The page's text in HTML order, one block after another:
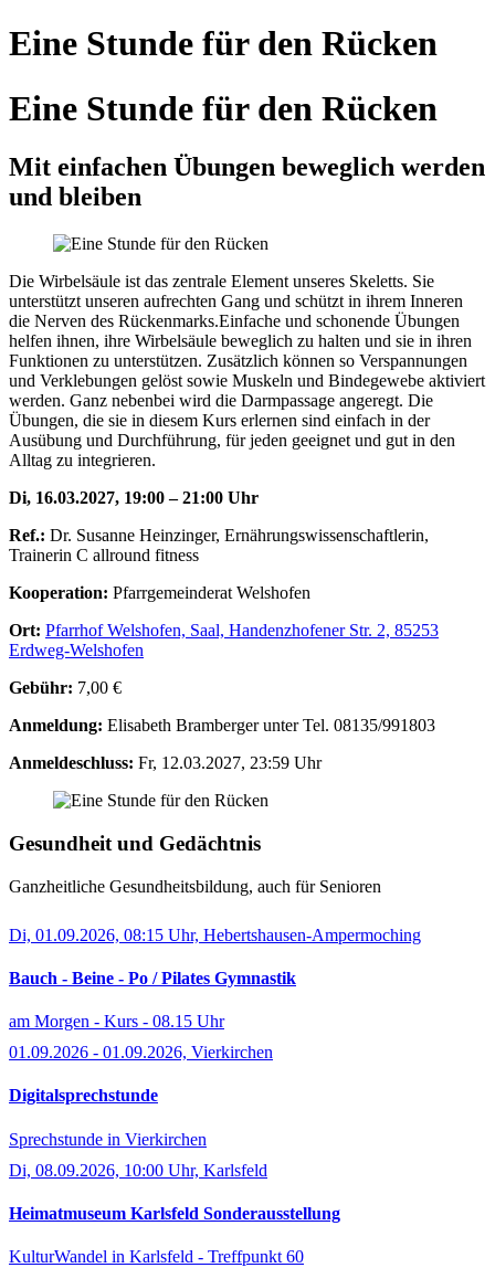
Eine Stunde für den Rücken
Eine Stunde für den Rücken
Mit einfachen Übungen beweglich werden
und bleiben
Die Wirbelsäule ist das zentrale Element unseres Skeletts. Sie
unterstützt unseren aufrechten Gang und schützt in ihrem Inneren
die Nerven des Rückenmarks.Einfache und schonende Übungen
helfen ihnen, ihre Wirbelsäule beweglich zu halten und sie in ihren
Funktionen zu unterstützen. Zusätzlich können so Verspannungen
und Verklebungen gelöst sowie Muskeln und Bindegewebe aktiviert
werden. Ganz nebenbei wird die Darmpassage angeregt. Die
Übungen, die sie in diesem Kurs erlernen sind einfach in der
Ausübung und Durchführung, für jeden geeignet und gut in den
Alltag zu integrieren.
Di, 16.03.2027, 19:00 – 21:00 Uhr
Ref.: Dr. Susanne Heinzinger, Ernährungswissenschaftlerin,
Trainerin C allround fitness
Kooperation: Pfarrgemeinderat Welshofen
Ort: Pfarrhof Welshofen, Saal, Handenzhofener Str. 2, 85253
Erdweg-Welshofen
Gebühr: 7,00 €
Anmeldung: Elisabeth Bramberger unter Tel. 08135/991803
Anmeldeschluss: Fr, 12.03.2027, 23:59 Uhr
Gesundheit und Gedächtnis
Ganzheitliche Gesundheitsbildung, auch für Senioren
Di, 01.09.2026, 08:15 Uhr, Hebertshausen-Ampermoching
Bauch - Beine - Po / Pilates Gymnastik
am Morgen - Kurs - 08.15 Uhr
01.09.2026 - 01.09.2026, Vierkirchen
Digitalsprechstunde
Sprechstunde in Vierkirchen
Di, 08.09.2026, 10:00 Uhr, Karlsfeld
Heimatmuseum Karlsfeld Sonderausstellung
KulturWandel in Karlsfeld - Treffpunkt 60